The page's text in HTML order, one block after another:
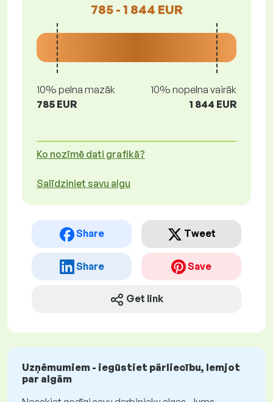
785 - 1 844 EUR
10% pelna mazāk
785 EUR
10% nopelna vairāk
1 844 EUR
Ko nozīmē dati grafikā?
Salīdziniet savu algu
Share Tweet
Share Save
Get link
Uzņēmumiem - iegūstiet pārliecību, lemjot
par algām